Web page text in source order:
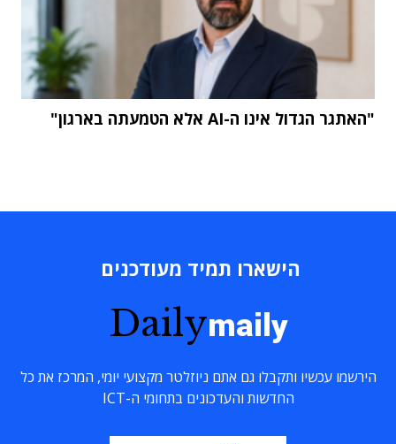
"האתגר הגדול אינו ה-AI אלא הטמעתה בארגון"
הישארו תמיד מעודכנים
Dailymaily
הירשמו עכשיו ותקבלו גם אתם ניוזלטר מקצועי יומי, המרכז את כל
החדשות והעדכונים בתחומי ה-ICT